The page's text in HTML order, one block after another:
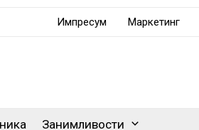
Импресум Маркетинг
Занимливости